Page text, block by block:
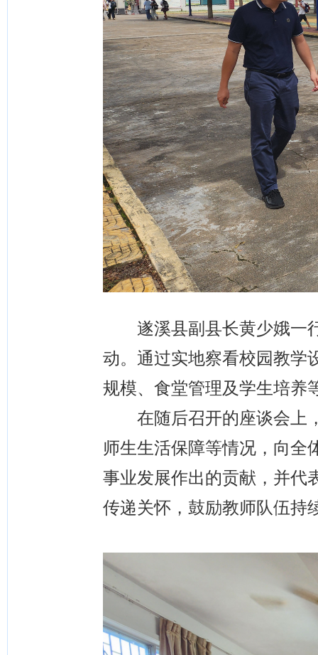
遂溪县副县长黄少娥一行
动。通过实地察看校园教学
规模、食堂管理及学生培养
在随后召开的座谈会上，
师生生活保障等情况，向全
事业发展作出的贡献，并代
传递关怀，鼓励教师队伍持